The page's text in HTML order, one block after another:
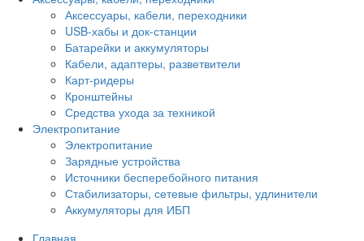
Аксессуары, кабели, переходники
USB-хабы и док-станции
Батарейки и аккумуляторы
Кабели, адаптеры, разветвители
Карт-ридеры
Кронштейны
Средства ухода за техникой
Электропитание
Электропитание
Зарядные устройства
Источники бесперебойного питания
Стабилизаторы, сетевые фильтры, удлинители
Аккумуляторы для ИБП
Главная